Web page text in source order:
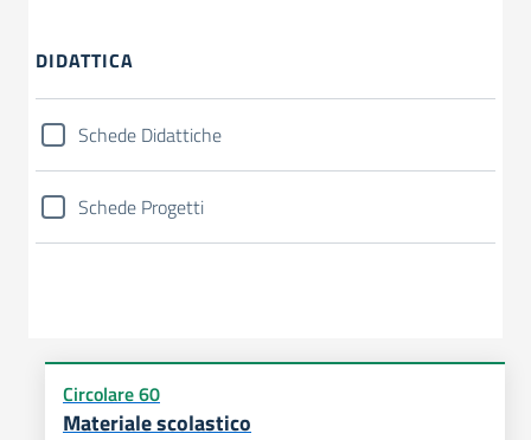
DIDATTICA
Schede Didattiche
Schede Progetti
Circolare 60
Materiale scolastico